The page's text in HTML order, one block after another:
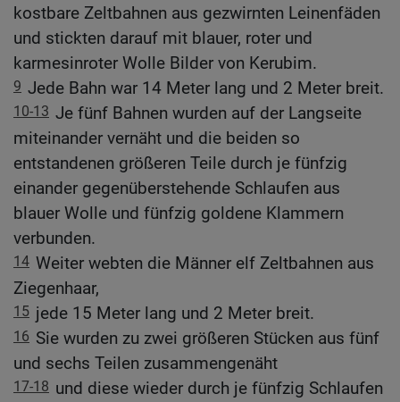
kostbare Zeltbahnen aus gezwirnten Leinenfäden
und stickten darauf mit blauer, roter und
karmesinroter Wolle Bilder von Kerubim.
9 Jede Bahn war 14 Meter lang und 2 Meter breit.
10-13 Je fünf Bahnen wurden auf der Langseite
miteinander vernäht und die beiden so
entstandenen größeren Teile durch je fünfzig
einander gegenüberstehende Schlaufen aus
blauer Wolle und fünfzig goldene Klammern
verbunden.
14 Weiter webten die Männer elf Zeltbahnen aus
Ziegenhaar,
15 jede 15 Meter lang und 2 Meter breit.
16 Sie wurden zu zwei größeren Stücken aus fünf
und sechs Teilen zusammengenäht
17-18 und diese wieder durch je fünfzig Schlaufen